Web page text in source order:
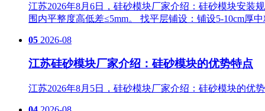
江苏2026年8月6日，硅砂模块厂家介绍：硅砂模块安装
围内平整度高低差≤5mm。 找平层铺设‌：铺设5-10cm厚
05 2026-08
江苏硅砂模块厂家介绍：硅砂模块的优势特点
江苏2026年8月5日，硅砂模块厂家介绍：硅砂模块的优